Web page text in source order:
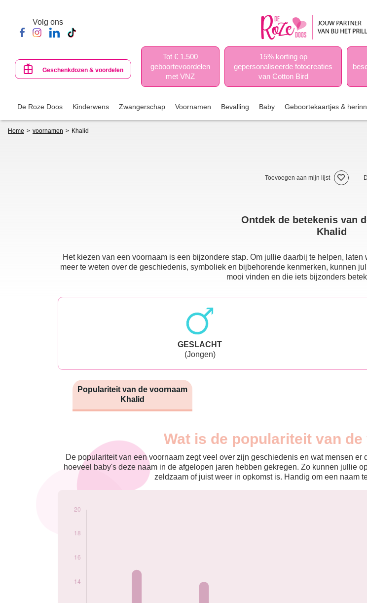
content
Volg ons
Geschenkdozen & voordelen
Tot € 1.500
geboortevoordelen
met VNZ
15% korting op
gepersonaliseerde fotocreaties
van Cotton Bird
De Roze Doos Kinderwens Zwangerschap Voornamen Bevalling Baby Geboortekaartjes &
Home voornamen Khalid
Toevoegen aan mijn lijst
Ontdek de betekenis van
Khalid
Het kiezen van een voornaam is een bijzondere stap. Om jullie daarbij te helpen,
meer te weten over de geschiedenis, symboliek en bijbehorende kenmerken, kunnen
mooi vinden en die iets bijzonders
GESLACHT
(Jongen)
Populariteit van de voornaam
Khalid
Wat is de populariteit van
De populariteit van een voornaam zegt veel over zijn geschiedenis en wat mensen
hoeveel baby's deze naam in de afgelopen jaren hebben gekregen. Zo kunnen jullie
zeldzaam of juist weer in opkomst is. Handig om een naam
2009
12
2010
8
2014
7
2016
2021